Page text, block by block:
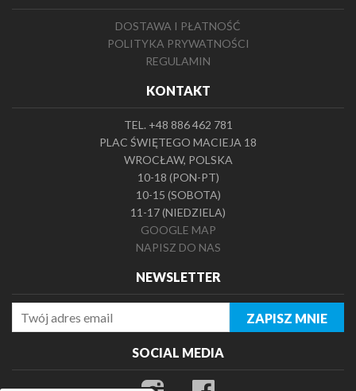
DOSTAWA I PŁATNOŚĆ
POLITYKA PRYWATNOŚCI
REGULAMIN
KONTAKT
TEL. +48 886 462 781
PLAC ŚWIĘTEGO MACIEJA 18
WROCŁAW, POLSKA
10-18 (PON-PT)
10-15 (SOBOTA)
11-17 (NIEDZIELA)
GOOGLE MAP
NAPISZ DO NAS
NEWSLETTER
SOCIAL MEDIA
TWITTER